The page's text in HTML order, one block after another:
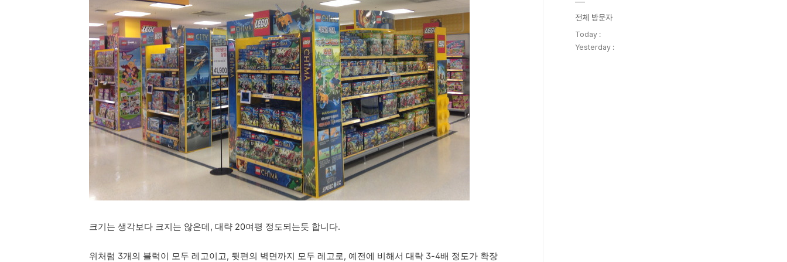
크기는 생각보다 크지는 않은데, 대략 20여평 정도되는듯 합니다.
위처럼 3개의 블럭이 모두 레고이고, 뒷편의 벽면까지 모두 레고로, 예전에 비해서 대략 3-4배 정도가 확장
전체 방문자
Today :
Yesterday :